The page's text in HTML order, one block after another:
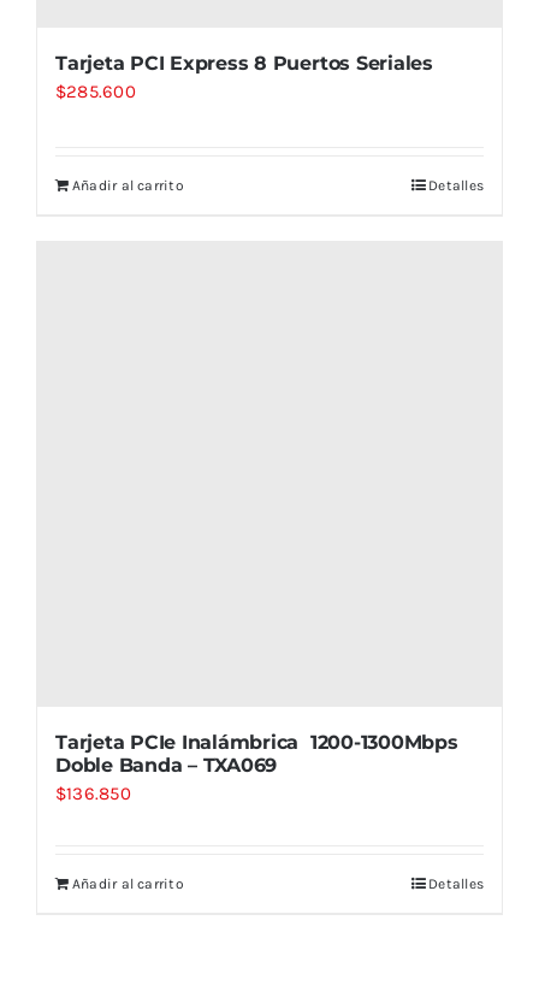
Tarjeta PCI Express 8 Puertos Seriales
$285.600
Añadir al carrito Detalles
Tarjeta PCIe Inalámbrica 1200-1300Mbps
Doble Banda – TXA069
$136.850
Añadir al carrito Detalles